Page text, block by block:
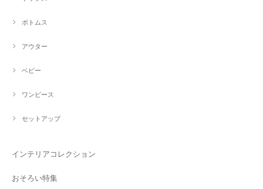
ボトムス
アウター
ベビー
ワンピース
セットアップ
インテリアコレクション
おそろい特集